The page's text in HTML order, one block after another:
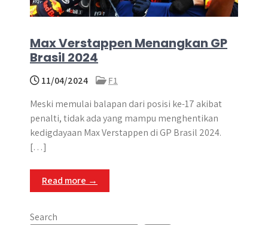
Max Verstappen Menangkan GP
Brasil 2024
11/04/2024
F1
Meski memulai balapan dari posisi ke-17 akibat
penalti, tidak ada yang mampu menghentikan
kedigdayaan Max Verstappen di GP Brasil 2024.
[…]
Read more →
Search